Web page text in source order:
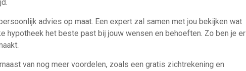
advies op maat. Een expert zal samen met jou bekijken wat
hypotheek het beste past bij jouw wensen en behoeften. Zo ben je er
van nog meer voordelen, zoals een gratis zichtrekening en